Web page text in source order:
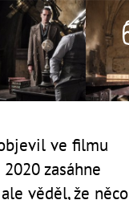
ve filmu
zasáhne
věděl, že něco